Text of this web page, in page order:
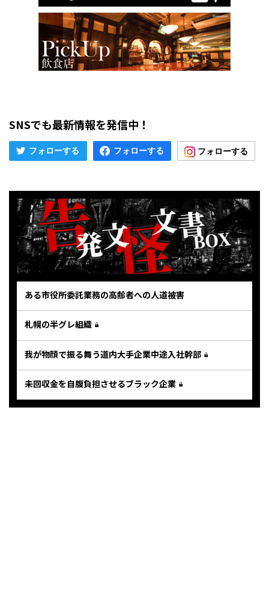
SNSでも最新情報を発信中！
ある市役所委託業務の高齢者への人道被害
札幌の半グレ組織
我が物顔で振る舞う道内大手企業中途入社幹部
未回収金を自腹負担させるブラック企業